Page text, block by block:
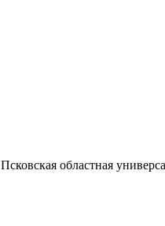
Псковская областная